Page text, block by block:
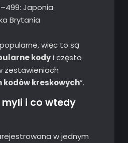
Japonia
Brytania
więc to są
kodyi często
zestawieniach
kreskowych”.
i co wtedy
w jednym